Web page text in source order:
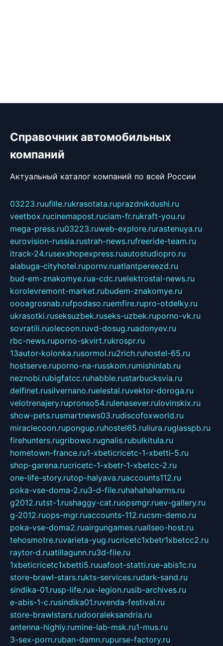
Справочник автомобильных
компаний
Актуальный каталог компаний по всей России
03223.ruufille.rukrasotata.ruprazdnikdushi.ru
veetbox.rucinemapost.ruciam-fr.rukraft-you.ru
mega-press.ru03223.ruweb-explore.rurastenuya.ru
eurovision-russia.rustrah-news.rufreeride-team.ru
itrack-24.rusexshopexpress.ruautostudiopro.ru
alabuga-cityhotel.rupornv.ruatlantpereezd.ru
bud-em-znakomye.rua-cdc.ruelektrostal-news.ru
korolevremont-market.rubudem-znakomye.ru
oooagrosnab.rufpodaso.ruemfire.rupro-otdelky.ru
ukrasotki.ruseksuzbek.ruseks-uzbek.ruporno-vk.ru
sovratili.ruolecoon.ruvd-dosug.ruadonyev.ru
rbc-news.ruporno-skvirt.rukrospr.ru
13autor-kolonka.rusormol.ru2rich.ruhostel-65.ru
hostserve.ruporno-na-russkom.rumishinlab.ru
neznobi.rubigfatcc.ruhabble.rustarbucksvia.ru
delfinet.rusilvernano.ruelestal.ruvektor-doroga.ru
velotrenajery.rupronso54.rulenasever.rulovinskix.ru
show-pets.rusmartnews03.rudiscofoxworld.ru
miraclecoon.rupongup.ruhostel65.ruliura.ruglasspb.ru
firehunters.rugribowo.rugnalis.rubulkitula.ru
hometown-france.ru1-xbeticricetc-1-xbetti-5.ru
shop-garena.rucricetc-1-xbetr-1-xbetcc-2.ru
one-life-story.rutop-halyava.ruaccounts112.ru
poka-vse-doma-2.ru3-d-file.ruhahahaharms.ru
g2012.rutst-1.rushaggy-cat.ruopsmgr.ruev-gallery.ru
g-2012.ruops-mgr.ruaccounts-112.rucsm-demo.ru
poka-vse-doma2.ruairgungames.ruallseo-host.ru
tehosmotre.ruvarieta-yug.rucricetc1xbetr1xbetcc2.ru
raytor-d.ruatillagunn.ru3d-file.ru
1xbeticricetc1xbetti5.ruuafoot-statti.rue-abis1c.ru
store-brawl-stars.rukts-services.rudark-sand.ru
sindika-01.rusp-life.rux-legion.rusib-archives.ru
e-abis-1-c.rusindika01.ruvenda-festival.ru
store-brawlstars.rudooraleksandria.ru
antenna-highly.rumine-lab-msk.ru1-mus.ru
3-sex-porn.ruban-damn.rupurse-factory.ru